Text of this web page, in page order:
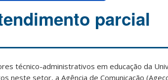
parcial
técnico-administrativos em educação da
neste setor, a Agência de Comunicação